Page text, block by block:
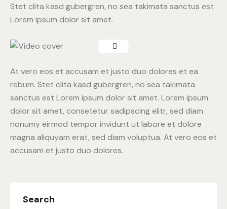
Stet clita kasd gubergren, no sea takimata sanctus est
Lorem ipsum dolor sit amet.
At vero eos et accusam et justo duo dolores et ea
rebum. Stet clita kasd gubergren, no sea takimata
sanctus est Lorem ipsum dolor sit amet. Lorem ipsum
dolor sit amet, consetetur sadipscing elitr, sed diam
nonumy eirmod tempor invidunt ut labore et dolore
magna aliquyam erat, sed diam voluptua. At vero eos et
accusam et justo duo dolores.
Search